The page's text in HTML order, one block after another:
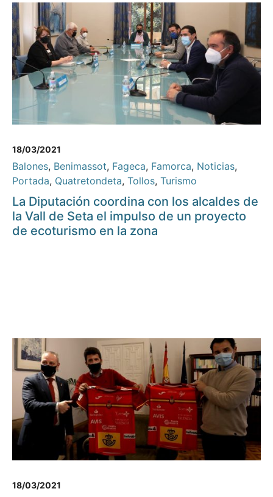
18/03/2021
Balones, Benimassot, Fageca, Famorca, Noticias,
Portada, Quatretondeta, Tollos, Turismo
La Diputación coordina con los alcaldes de
la Vall de Seta el impulso de un proyecto
de ecoturismo en la zona
18/03/2021